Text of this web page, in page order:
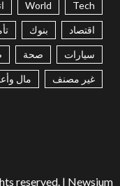
Tech
World
اقتصاد بنوك
سيارات صحة
غير مصنف مال
reserved. | Newsium